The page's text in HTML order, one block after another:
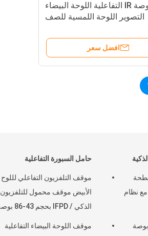
90 بوصة IR التفاعلية اللوحة البيضاء
التصوير اللوحة اللمسية للصف
افضل سعر
حامل السبورة التفاعلية
موقف التلفزيون التفاعلي لللوح
الأبيض موقف محمول للتلفزيون
الذكي / IFPD بحجم 43-86 بوصة
موقف اللوحة البيضاء التفاعلية
نظام
لوحة LCD ذكية iBoard 75 بوصة